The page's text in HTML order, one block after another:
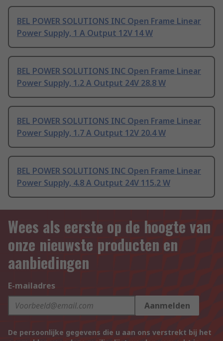
BEL POWER SOLUTIONS INC Open Frame Linear
Power Supply, 1 A Output 12V 14 W
BEL POWER SOLUTIONS INC Open Frame Linear
Power Supply, 1.2 A Output 24V 28.8 W
BEL POWER SOLUTIONS INC Open Frame Linear
Power Supply, 1.7 A Output 12V 20.4 W
BEL POWER SOLUTIONS INC Open Frame Linear
Power Supply, 4.8 A Output 24V 115.2 W
Wees als eerste op de hoogte van
onze nieuwste producten en
aanbiedingen
E-mailadres
Aanmelden
De persoonlijke gegevens die u aan ons verstrekt bij het